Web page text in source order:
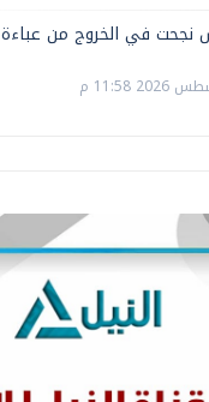
نجحت في الخروج من عباءة